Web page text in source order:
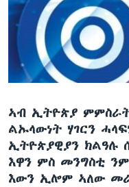
ቂሔ ጽልሚ
ቋንቋታት
ኣብ ኢትዮጵያ
ልኡላውነት ሃገርን
ኢትዮጵያዊያን ክልዓሉ
እዋን ምስ መንግስቲ
እውን ኢሎም ኣለው